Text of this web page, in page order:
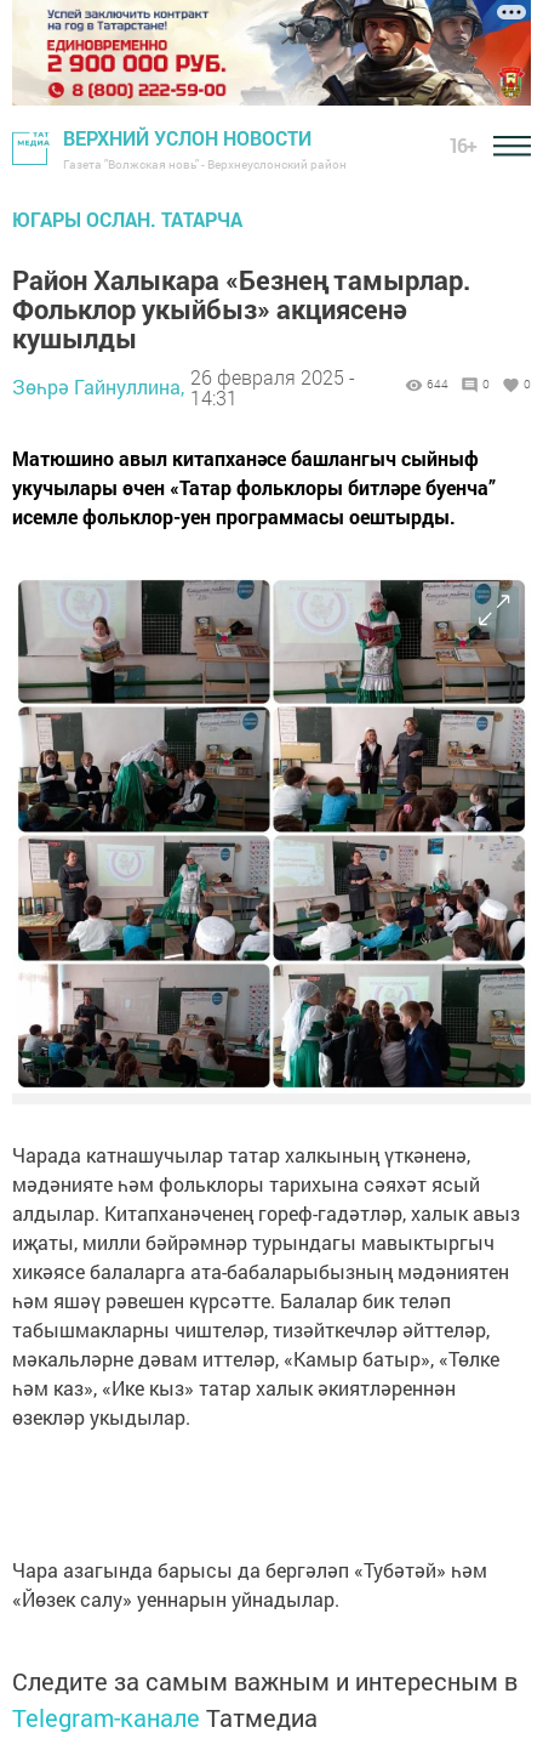
ВЕРХНИЙ УСЛОН НОВОСТИ
Газета "Волжская новь" - Верхнеуслонский район
16+
ЮГАРЫ ОСЛАН. ТАТАРЧА
Район Халыкара «Безнең тамырлар.
Фольклор укыйбыз» акциясенә
кушылды
Зөһрә Гайнуллина, 26 февраля 2025 -
14:31
644 0 0
Матюшино авыл китапханәсе башлангыч сыйныф
укучылары өчен «Татар фольклоры битләре буенча”
исемле фольклор-уен программасы оештырды.
Чарада катнашучылар татар халкының үткәненә,
мәдәнияте һәм фольклоры тарихына сәяхәт ясый
алдылар. Китапханәченең гореф-гадәтләр, халык авыз
иҗаты, милли бәйрәмнәр турындагы мавыктыргыч
хикәясе балаларга ата-бабаларыбызның мәдәниятен
һәм яшәү рәвешен күрсәтте. Балалар бик теләп
табышмакларны чиштеләр, тизәйткечләр әйттеләр,
мәкальләрне дәвам иттеләр, «Камыр батыр», «Төлке
һәм каз», «Ике кыз» татар халык әкиятләреннән
өзекләр укыдылар.
Чара азагында барысы да бергәләп «Тубәтәй» һәм
«Йөзек салу» уеннарын уйнадылар.
Следите за самым важным и интересным в
Telegram-канале Татмедиа